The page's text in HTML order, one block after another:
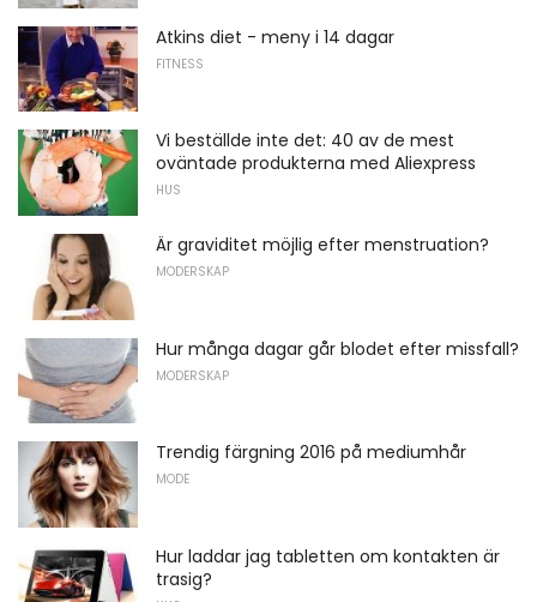
Atkins diet - meny i 14 dagar
FITNESS
Vi beställde inte det: 40 av de mest
oväntade produkterna med Aliexpress
HUS
Är graviditet möjlig efter menstruation?
MODERSKAP
Hur många dagar går blodet efter missfall?
MODERSKAP
Trendig färgning 2016 på mediumhår
MODE
Hur laddar jag tabletten om kontakten är
trasig?